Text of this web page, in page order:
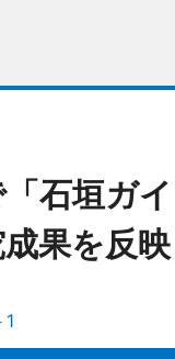
「石垣ガ
果を反映
1